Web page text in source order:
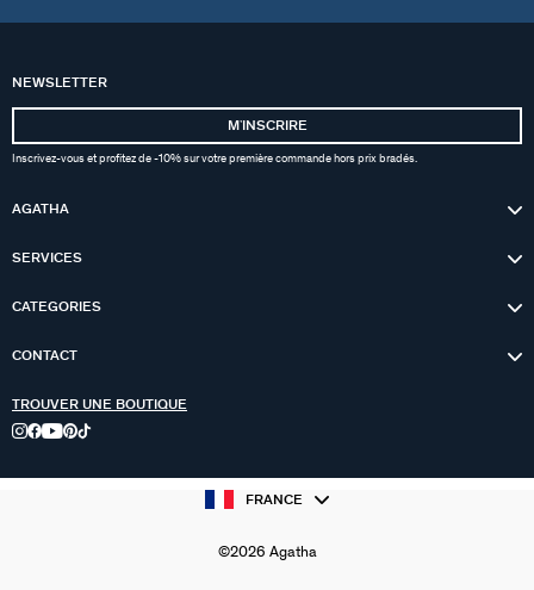
NEWSLETTER
MʼINSCRIRE
Inscrivez-vous et profitez de -10% sur votre première commande hors prix bradés.
AGATHA
SERVICES
CATEGORIES
CONTACT
TROUVER UNE BOUTIQUE
FRANCE
©2026 Agatha